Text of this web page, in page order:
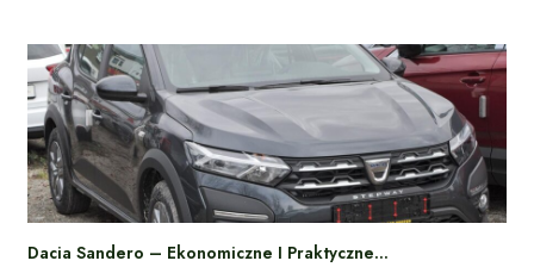
Dacia Sandero – Ekonomiczne I Praktyczne…